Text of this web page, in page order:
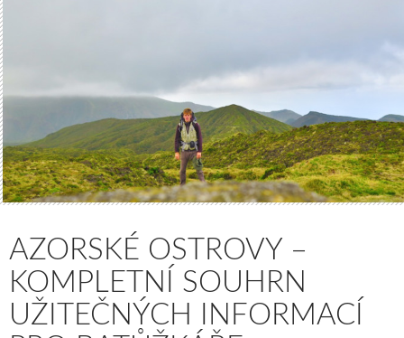
AZORSKÉ OSTROVY –
KOMPLETNÍ SOUHRN
UŽITEČNÝCH INFORMACÍ